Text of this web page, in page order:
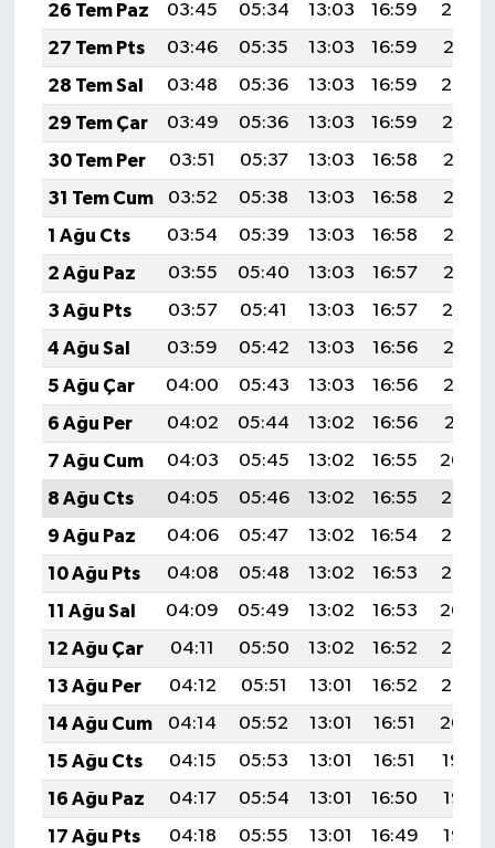
26 Tem Paz
03:45 05:34 13:03 16:59
20:22
27 Tem Pts
03:46 05:35 13:03 16:59
20:21
28 Tem Sal
03:48 05:36 13:03 16:59
20:20
29 Tem Çar
03:49 05:36 13:03 16:59
20:19
30 Tem Per
03:51 05:37 13:03 16:58
20:18
31 Tem Cum
03:52 05:38 13:03 16:58
20:17
1 Ağu Cts
03:54 05:39 13:03 16:58
20:16
2 Ağu Paz
03:55 05:40 13:03 16:57
20:15
3 Ağu Pts
03:57 05:41 13:03 16:57
20:14
4 Ağu Sal
03:59 05:42 13:03 16:56
20:13
5 Ağu Çar
04:00 05:43 13:03 16:56
20:12
6 Ağu Per
04:02 05:44 13:02 16:56
20:11
7 Ağu Cum
04:03 05:45 13:02 16:55
20:09
8 Ağu Cts
04:05 05:46 13:02 16:55
20:08
9 Ağu Paz
04:06 05:47 13:02 16:54
20:07
10 Ağu Pts
04:08 05:48 13:02 16:53
20:06
11 Ağu Sal
04:09 05:49 13:02 16:53
20:04
12 Ağu Çar
04:11 05:50 13:02 16:52
20:03
13 Ağu Per
04:12 05:51 13:01 16:52
20:02
14 Ağu Cum
04:14 05:52 13:01 16:51
20:00
15 Ağu Cts
04:15 05:53 13:01 16:51
19:59
16 Ağu Paz
04:17 05:54 13:01 16:50
19:57
17 Ağu Pts
04:18 05:55 13:01 16:49
19:56